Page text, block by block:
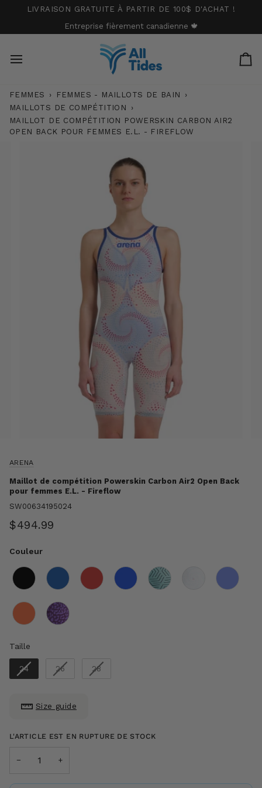
LIVRAISON GRATUITE À PARTIR DE 100$ D'ACHAT !
Entreprise fièrement canadienne 🍁
FEMMES › FEMMES - MAILLOTS DE BAIN
›
MAILLOTS DE COMPÉTITION
›
MAILLOT DE COMPÉTITION POWERSKIN CARBON AIR2
OPEN BACK POUR FEMMES E.L. - FIREFLOW
ARENA
Maillot de compétition Powerskin Carbon Air2 Open Back
pour femmes E.L. - Fireflow
SW00634195024
$494.99
Couleur
Taille
Taille
24
26 28
Size guide
L'ARTICLE EST EN RUPTURE DE STOCK
− +